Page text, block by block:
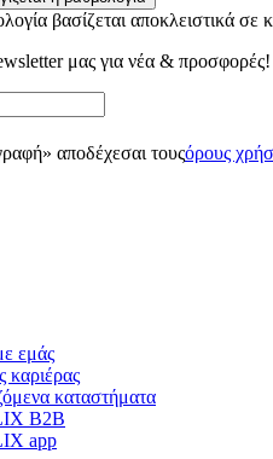
βασίζεται αποκλειστικά
μας για νέα & προσφορές!
αποδέχεσαι τουςόρους
εμάς
καριέρας
καταστήματα
B2B
app